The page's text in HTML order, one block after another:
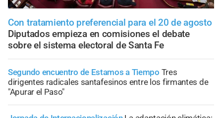
Con tratamiento preferencial para el 20 de agosto
Diputados empieza en comisiones el debate
sobre el sistema electoral de Santa Fe
Segundo encuentro de Estamos a Tiempo Tres
dirigentes radicales santafesinos entre los firmantes de
"Apurar el Paso"